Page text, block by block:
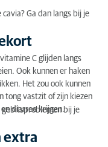
Ga dan langs bij je
C glijden langs
Ook kunnen er haken
Het zou ook kunnen
tong vastzit of zijn kiezen
diarree krijgen.
gebitsproblemen bij je
extra